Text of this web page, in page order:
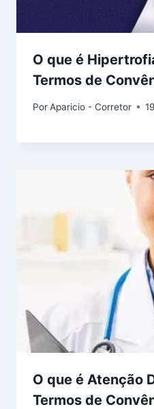
O que é
Termos de
PorAparicio - Corretor
O que é Atenção
Termos de